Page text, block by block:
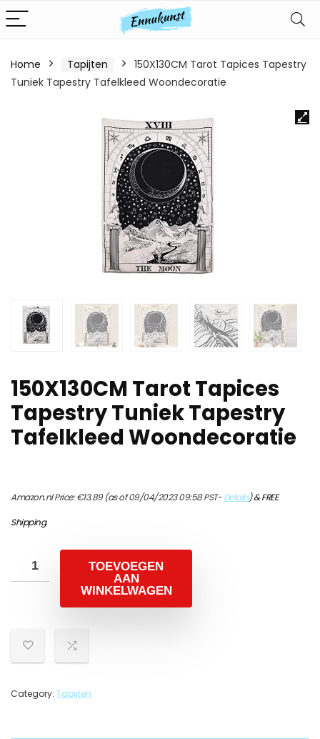
Home Tapijten
150X130CM Tarot Tapices Tapestry
Tuniek Tapestry Tafelkleed Woondecoratie
150X130CM Tarot Tapices
Tapestry Tuniek Tapestry
Tafelkleed Woondecoratie
Amazon.nl Price:€13.89(as of 09/04/2023 09:58 PST-Details)&FREE
Shipping.
TOEVOEGEN
AAN
WINKELWAGEN
Category: Tapijten